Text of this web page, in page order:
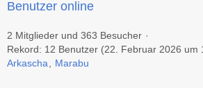
Benutzer online
2 Mitglieder und 363 Besucher
Rekord: 12 Benutzer (22. Februar 2026 um
Arkascha
Marabu